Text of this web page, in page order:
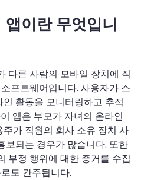
이란 무엇입니
다른 사람의 모바일 장치에 직
프트웨어입니다. 사용자가 스
활동을 모니터링하고 추적
앱은 부모가 자녀의 온라인
가 직원의 회사 소유 장치 사
보되는 경우가 많습니다. 또한
부정 행위에 대한 증거를 수집
도 간주됩니다.